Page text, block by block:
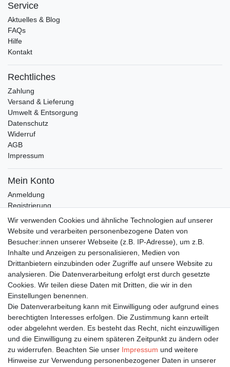
Service
Aktuelles & Blog
FAQs
Hilfe
Kontakt
Rechtliches
Zahlung
Versand & Lieferung
Umwelt & Entsorgung
Datenschutz
Widerruf
AGB
Impressum
Mein Konto
Anmeldung
Registrierung
Wunschliste
Warenkorb
Bleiben Sie auf dem Laufenden ...
E-MAIL **
Newsletter
Honig
Hiermit bestätige ich, dass ich die
Einwilligung kann ich jederzeit widerrufen.**
Abonnieren
** Hierbei handelt es sich um ein Pflichtfeld.
Wir verwenden Cookies und ähnliche Technologien auf unserer
Website und verarbeiten personenbezogene Daten von
Besucher:innen unserer Webseite (z.B. IP-Adresse), um z.B.
Inhalte und Anzeigen zu personalisieren, Medien von
Drittanbietern einzubinden oder Zugriffe auf unsere Website zu
analysieren. Die Datenverarbeitung erfolgt erst durch gesetzte
Cookies. Wir teilen diese Daten mit Dritten, die wir in den
Einstellungen benennen.
Die Datenverarbeitung kann mit Einwilligung oder aufgrund eines
berechtigten Interesses erfolgen. Die Zustimmung kann erteilt
oder abgelehnt werden. Es besteht das Recht, nicht einzuwilligen
und die Einwilligung zu einem späteren Zeitpunkt zu ändern oder
zu widerrufen. Beachten Sie unser Impressum und weitere
Hinweise zur Verwendung personenbezogener Daten in unserer